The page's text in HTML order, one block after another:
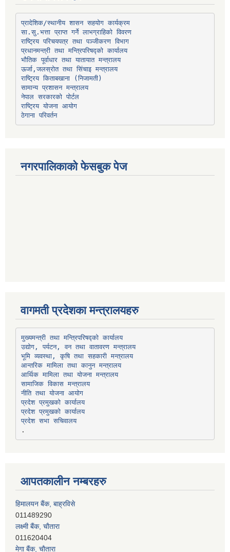
प्रादेशिक/स्थानीय शासन सहयोग कार्यक्रम
सा.सु.भत्ता प्राप्त गर्ने लाभग्राहिको विवरण
राष्ट्रिय परिचयपत्र तथा पञ्‍जीकरण विभाग
प्रधानमन्त्री तथा मन्त्रिपरिषद्को कार्यालय
भौतिक पूर्वाधार तथा यातायात मन्त्रालय
ऊर्जा,जलस्रोत तथा सिंचाइ मन्त्रालय
सामान्य प्रशासन मन्त्रालय
नेपाल सरकारको पोर्टल
राष्ट्रिय योजना आयोग
ठेगाना परिवर्तन
नगरपालिकाको फेसबुक पेज
वागमती प्रदेशका मन्त्रालयहरु
मुख्यमन्त्री तथा मन्त्रिपरिषद्को कार्यालय
उद्योग, पर्यटन, वन तथा वातावरण मन्त्रालय
भूमि व्यवस्था, कृषि तथा सहकारी मन्त्रालय
आन्तरिक मामिला तथा कानुन मन्त्रालय
आर्थिक मामिला तथा योजना मन्त्रालय
सामाजिक विकास मन्त्रालय
नीति तथा योजना आयोग
प्रदेश प्रमुखको कार्यालय
प्रदेश प्रमुखको कार्यालय
प्रदेश सभा सचिवालय
आपतकालीन नम्बरहरु
हिमालयन बैंक, बाह्रविसे
011489290
लक्ष्मी बैंक, चाैतारा
011620404
मेगा बैंक, चाैतारा
011620413
जनता बैंक, चाैतारा